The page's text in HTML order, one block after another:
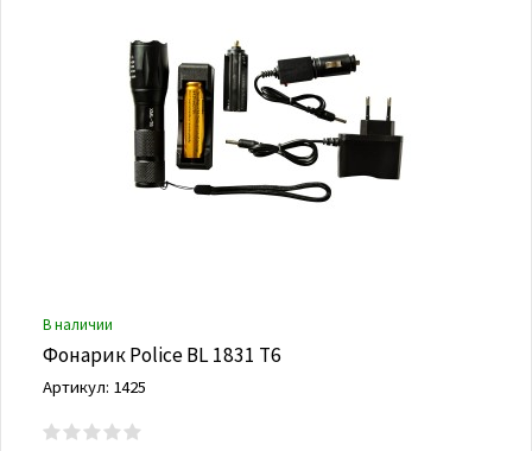
В наличии
Фонарик Police BL 1831 Т6
Артикул: 1425